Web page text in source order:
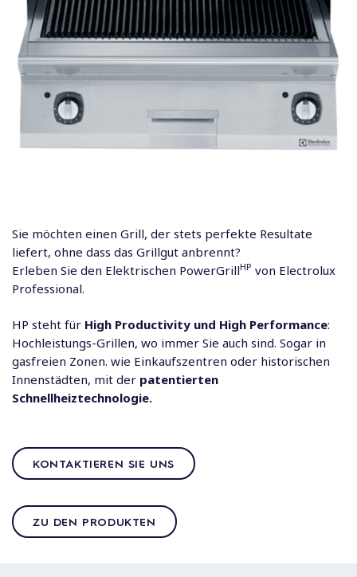
Sie möchten einen Grill, der stets perfekte Resultate
liefert, ohne dass das Grillgut anbrennt?
Erleben Sie den Elektrischen PowerGrillHP von Electrolux
Professional.
HP steht für High Productivity und High Performance:
Hochleistungs-Grillen, wo immer Sie auch sind. Sogar in
gasfreien Zonen. wie Einkaufszentren oder historischen
Innenstädten, mit der patentierten
Schnellheiztechnologie.
KONTAKTIEREN SIE UNS
ZU DEN PRODUKTEN